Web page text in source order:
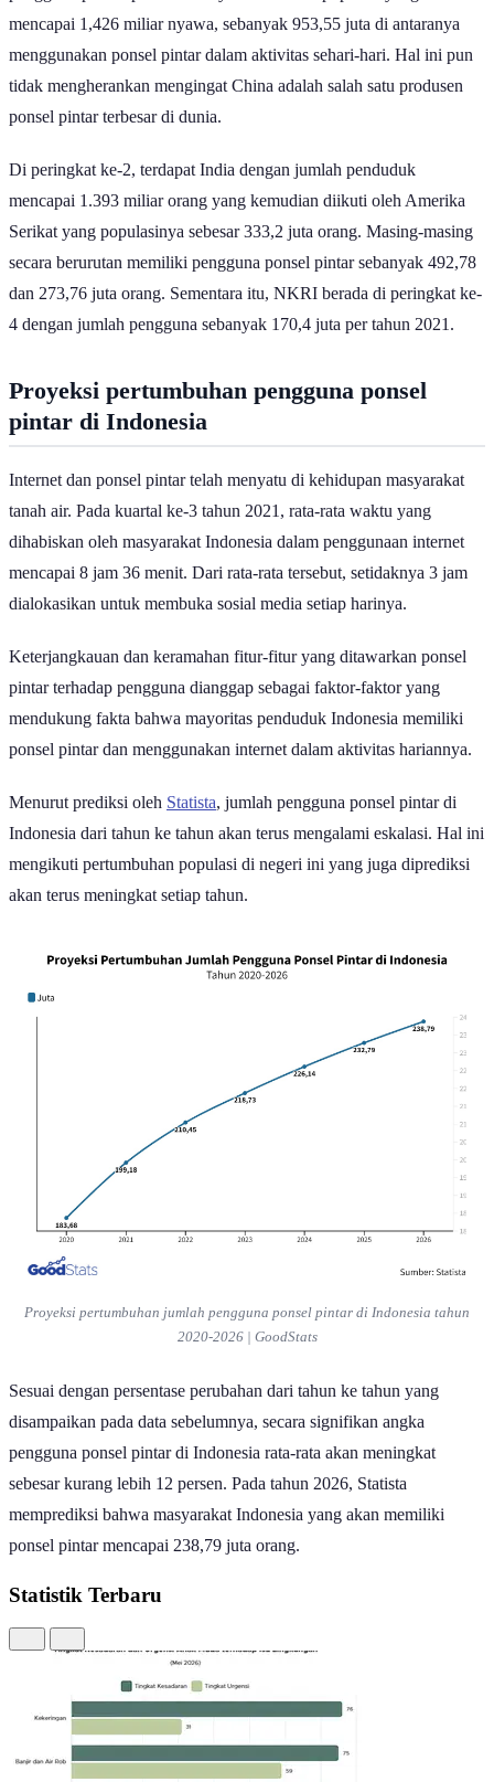
mencapai 1,426 miliar nyawa, sebanyak 953,55 juta di antaranya
menggunakan ponsel pintar dalam aktivitas sehari-hari. Hal ini pun
tidak mengherankan mengingat China adalah salah satu produsen
ponsel pintar terbesar di dunia.
Di peringkat ke-2, terdapat India dengan jumlah penduduk
mencapai 1.393 miliar orang yang kemudian diikuti oleh Amerika
Serikat yang populasinya sebesar 333,2 juta orang. Masing-masing
secara berurutan memiliki pengguna ponsel pintar sebanyak 492,78
dan 273,76 juta orang. Sementara itu, NKRI berada di peringkat ke-
4 dengan jumlah pengguna sebanyak 170,4 juta per tahun 2021.
Proyeksi pertumbuhan pengguna ponsel
pintar di Indonesia
Internet dan ponsel pintar telah menyatu di kehidupan masyarakat
tanah air. Pada kuartal ke-3 tahun 2021, rata-rata waktu yang
dihabiskan oleh masyarakat Indonesia dalam penggunaan internet
mencapai 8 jam 36 menit. Dari rata-rata tersebut, setidaknya 3 jam
dialokasikan untuk membuka sosial media setiap harinya.
Keterjangkauan dan keramahan fitur-fitur yang ditawarkan ponsel
pintar terhadap pengguna dianggap sebagai faktor-faktor yang
mendukung fakta bahwa mayoritas penduduk Indonesia memiliki
ponsel pintar dan menggunakan internet dalam aktivitas hariannya.
Menurut prediksi oleh Statista, jumlah pengguna ponsel pintar di
Indonesia dari tahun ke tahun akan terus mengalami eskalasi. Hal ini
mengikuti pertumbuhan populasi di negeri ini yang juga diprediksi
akan terus meningkat setiap tahun.
Proyeksi pertumbuhan jumlah pengguna ponsel pintar di Indonesia tahun
2020-2026 | GoodStats
Sesuai dengan persentase perubahan dari tahun ke tahun yang
disampaikan pada data sebelumnya, secara signifikan angka
pengguna ponsel pintar di Indonesia rata-rata akan meningkat
sebesar kurang lebih 12 persen. Pada tahun 2026, Statista
memprediksi bahwa masyarakat Indonesia yang akan memiliki
ponsel pintar mencapai 238,79 juta orang.
Statistik Terbaru